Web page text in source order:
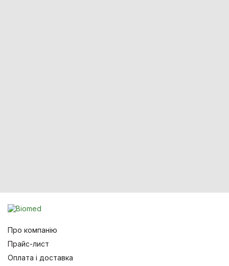
Про компанію
Прайс-лист
Оплата і доставка